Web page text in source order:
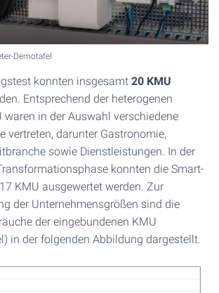
Demotafel
konnten insgesamt 20 KMU
Entsprechend der heterogenen
waren in der Auswahl verschiedene
vertreten, darunter Gastronomie,
sowie Dienstleistungen. In der
konnten die Smart-
KMU ausgewertet werden. Zur
der Unternehmensgrößen sind die
der eingebundenen KMU
in der folgenden Abbildung dargestellt.